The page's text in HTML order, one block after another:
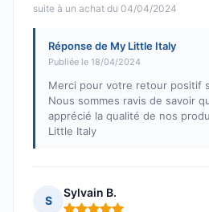
suite à un achat du 04/04/2024
Réponse de My Little Italy
Publiée le 18/04/2024
Merci pour votre retour positif
Nous sommes ravis de savoir
apprécié la qualité de nos
Little Italy
S
Sylvain B.